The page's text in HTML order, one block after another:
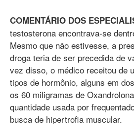
COMENTÁRIO DOS
testosterona encontrava-se
Mesmo que não estivesse, a
droga teria de ser precedida de
vez disso, o médico receitou de
tipos de hormônio, alguns em
os 60 miligramas de
quantidade usada por
busca de hipertrofia muscular.